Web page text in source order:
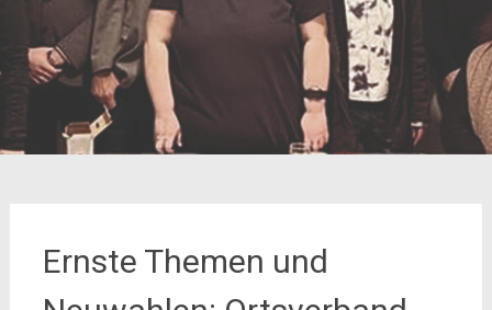
Ernste Themen und